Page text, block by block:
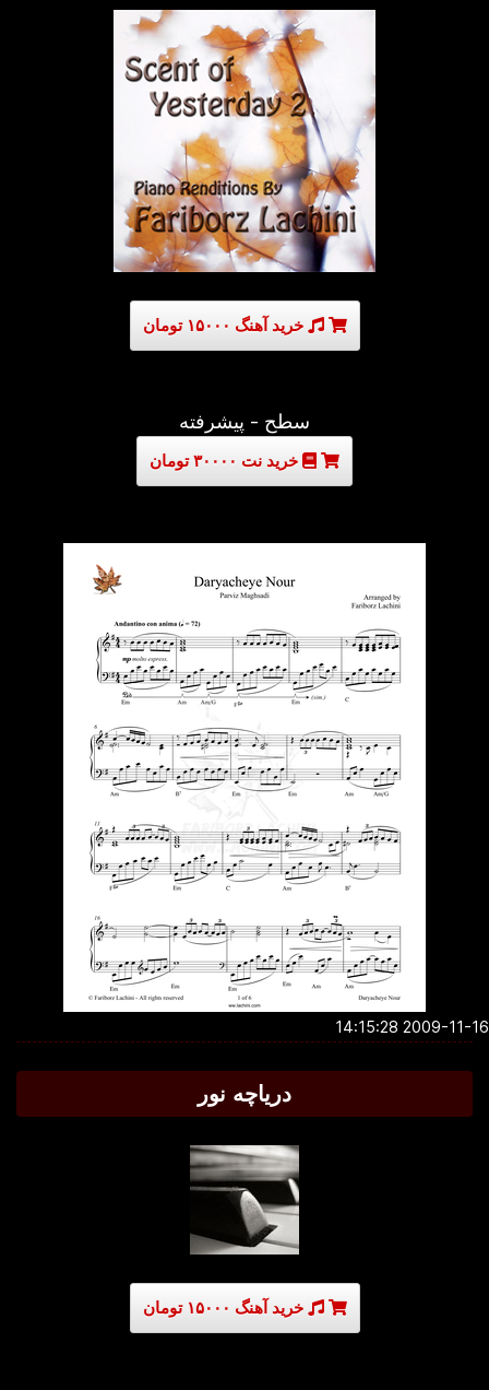
خرید آهنگ ۱۵۰۰۰ تومان
سطح - پیشرفته
خرید نت ۳۰۰۰۰ تومان
2009-11-16
دریاچه نور
خرید آهنگ ۱۵۰۰۰ تومان